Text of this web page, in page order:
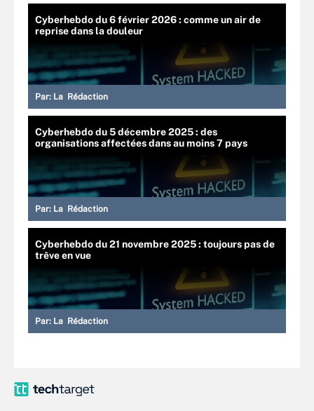
Cyberhebdo du 6 février 2026 : comme un air de
reprise dans la douleur
Par: La Rédaction
Cyberhebdo du 5 décembre 2025 : des
organisations affectées dans au moins 7 pays
Par: La Rédaction
Cyberhebdo du 21 novembre 2025 : toujours pas de
trêve en vue
Par: La Rédaction